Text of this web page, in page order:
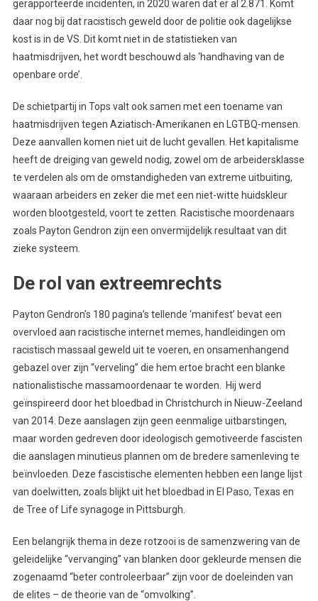
gerapporteerde incidenten, in 2020 waren dat er al 2.871. Komt
daar nog bij dat racistisch geweld door de politie ook dagelijkse
kost is in de VS. Dit komt niet in de statistieken van
haatmisdrijven, het wordt beschouwd als ‘handhaving van de
openbare orde’.
De schietpartij in Tops valt ook samen met een toename van
haatmisdrijven tegen Aziatisch-Amerikanen en LGTBQ-mensen.
Deze aanvallen komen niet uit de lucht gevallen. Het kapitalisme
heeft de dreiging van geweld nodig, zowel om de arbeidersklasse
te verdelen als om de omstandigheden van extreme uitbuiting,
waaraan arbeiders en zeker die met een niet-witte huidskleur
worden blootgesteld, voort te zetten. Racistische moordenaars
zoals Payton Gendron zijn een onvermijdelijk resultaat van dit
zieke systeem.
De rol van extreemrechts
Payton Gendron’s 180 pagina’s tellende ‘manifest’ bevat een
overvloed aan racistische internet memes, handleidingen om
racistisch massaal geweld uit te voeren, en onsamenhangend
gebazel over zijn “verveling” die hem ertoe bracht een blanke
nationalistische massamoordenaar te worden. Hij werd
geïnspireerd door het bloedbad in Christchurch in Nieuw-Zeeland
van 2014. Deze aanslagen zijn geen eenmalige uitbarstingen,
maar worden gedreven door ideologisch gemotiveerde fascisten
die aanslagen minutieus plannen om de bredere samenleving te
beïnvloeden. Deze fascistische elementen hebben een lange lijst
van doelwitten, zoals blijkt uit het bloedbad in El Paso, Texas en
de Tree of Life synagoge in Pittsburgh.
Een belangrijk thema in deze rotzooi is de samenzwering van de
geleidelijke “vervanging” van blanken door gekleurde mensen die
zogenaamd “beter controleerbaar” zijn voor de doeleinden van
de elites – de theorie van de “omvolking”.